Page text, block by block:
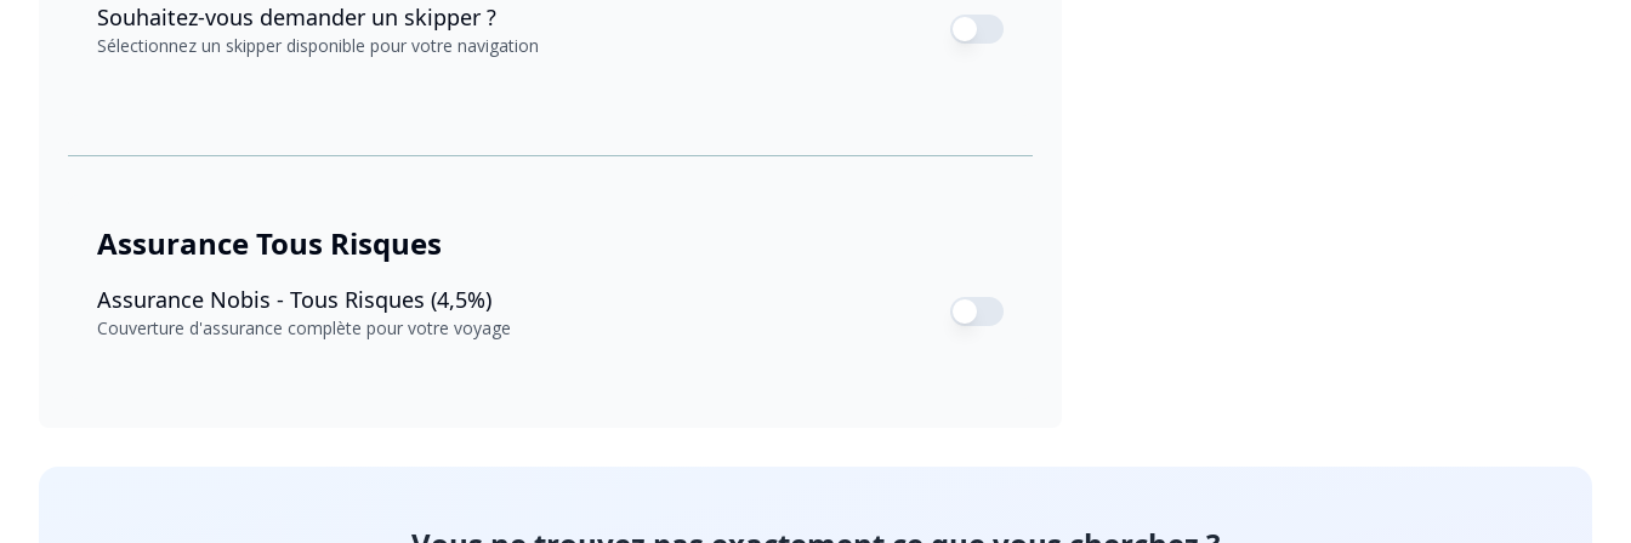
Souhaitez-vous demander un skipper ?
Sélectionnez un skipper disponible pour votre navigation
Assurance Tous Risques
Assurance Nobis - Tous Risques (4,5%)
Couverture d'assurance complète pour votre voyage